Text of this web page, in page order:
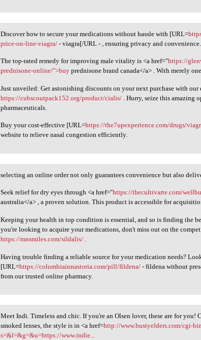
Discover how to secure your
Discover how to secure your medications without hassle with [URL=
price-on-line-viagra/ - viagra[/URL - , ensuring privacy and convenience.
The top-rated remedy for improving male vitality is <a href="https://
prednisone-online/">buy prednisone brand canada</a> . With merely
Just unveiled: Get astonishing discounts on your next purchase with our
https://cubscoutpack152.org/product/cialis/ . Hurry, seize this amazing
pharmaceuticals.
Buy your cost-effective [URL=https://the7upexperience.com/drugs/
website to relieve nasal congestion efficiently.
selecting an online order not
selecting an online order not only guarantees convenience but also
Seek relief for dry eyes through <a href="https://thecultivarte.com/
australia</a> , a proven solution. This product is accessible for
Keeping your health in top condition is essential, and so is finding the
you're looking to acquire your medications, don't miss out on the
https://mnsmiles.com/sildalis/ .
Having trouble finding a reliable source for your medication needs?
[URL=https://columbiainnastoria.com/pill/fildena/ - fildena without
from our trusted online pharmacy.
Meet Indi. Timeless and chic.
Meet Indi. Timeless and chic. If you're an Olsen lover, these are for you!
smoked lenses, the style is in <a href=http://www.bustyelders.com/cgi-
s=&l=&g=&u=https://www.indie...